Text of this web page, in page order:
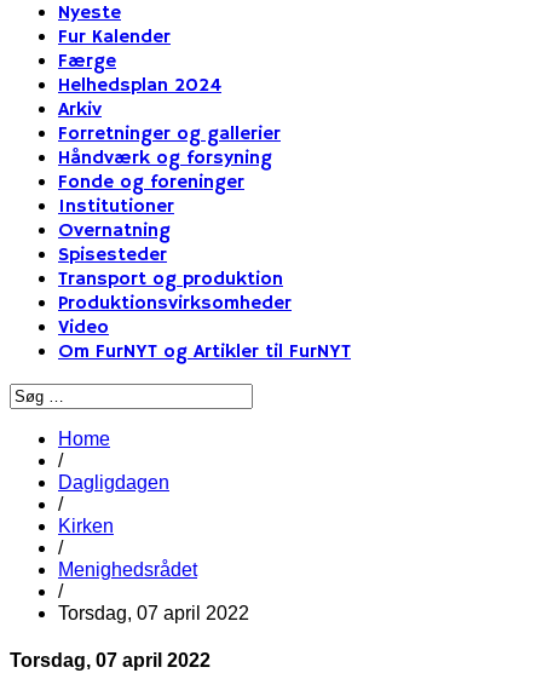
Nyeste
Fur Kalender
Færge
Helhedsplan 2024
Arkiv
Forretninger og gallerier
Håndværk og forsyning
Fonde og foreninger
Institutioner
Overnatning
Spisesteder
Transport og produktion
Produktionsvirksomheder
Video
Om FurNYT og Artikler til FurNYT
Home
/
Dagligdagen
/
Kirken
/
Menighedsrådet
/
Torsdag, 07 april 2022
Torsdag, 07 april 2022